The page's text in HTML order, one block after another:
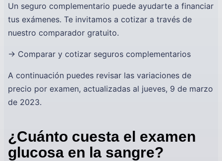
Un seguro complementario puede ayudarte a financiar
tus exámenes. Te invitamos a cotizar a través de
nuestro comparador gratuito.
→ Comparar y cotizar seguros complementarios
A continuación puedes revisar las variaciones de
precio por examen, actualizadas al jueves, 9 de marzo
de 2023.
¿Cuánto cuesta el examen
glucosa en la sangre?